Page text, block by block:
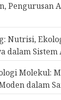
Pengurusan
Nutrisi,
dalam
Molekul:
dalam